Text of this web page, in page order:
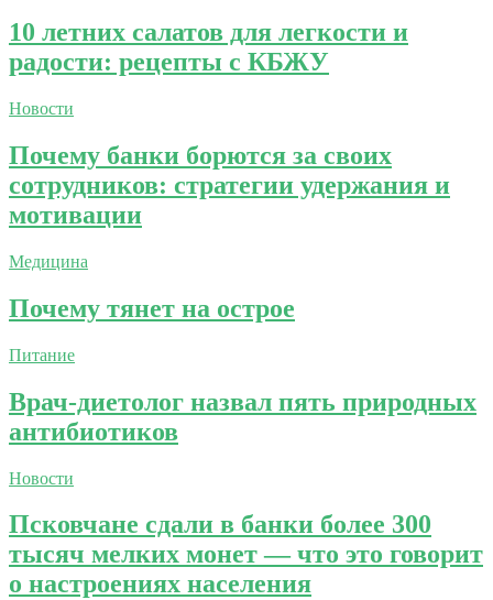
10 летних салатов для легкости и
радости: рецепты с КБЖУ
Новости
Почему банки борются за своих
сотрудников: стратегии удержания и
мотивации
Медицина
Почему тянет на острое
Питание
Врач-диетолог назвал пять природных
антибиотиков
Новости
Псковчане сдали в банки более 300
тысяч мелких монет — что это говорит
о настроениях населения